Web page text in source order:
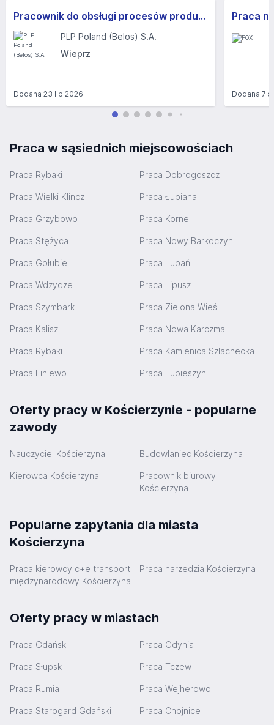
Pracownik do obsługi procesów produkcyjnych (K/M)
PLP Poland (Belos) S.A.
Wieprz
Dodana 23 lip 2026 Dodana7
Praca w sąsiednich miejscowościach
Praca Rybaki Praca Dobrogoszcz
Praca Wielki Klincz Praca Łubiana
Praca Grzybowo Praca Korne
Praca Stężyca Praca Nowy Barkoczyn
Praca Gołubie Praca Lubań
Praca Wdzydze Praca Lipusz
Praca Szymbark Praca Zielona Wieś
Praca Kalisz Praca Nowa Karczma
Praca Rybaki Praca Kamienica Szlachecka
Praca Liniewo Praca Lubieszyn
Oferty pracy w Kościerzynie - popularne
zawody
Nauczyciel Kościerzyna Budowlaniec Kościerzyna
Kierowca Kościerzyna
Pracownik biurowy
Kościerzyna
Popularne zapytania dla miasta
Kościerzyna
Praca kierowcy c+e transport
międzynarodowy Kościerzyna
Praca narzedzia Kościerzyna
Oferty pracy w miastach
Praca Gdańsk Praca Gdynia
Praca Słupsk Praca Tczew
Praca Rumia Praca Wejherowo
Praca Starogard Gdański Praca Chojnice